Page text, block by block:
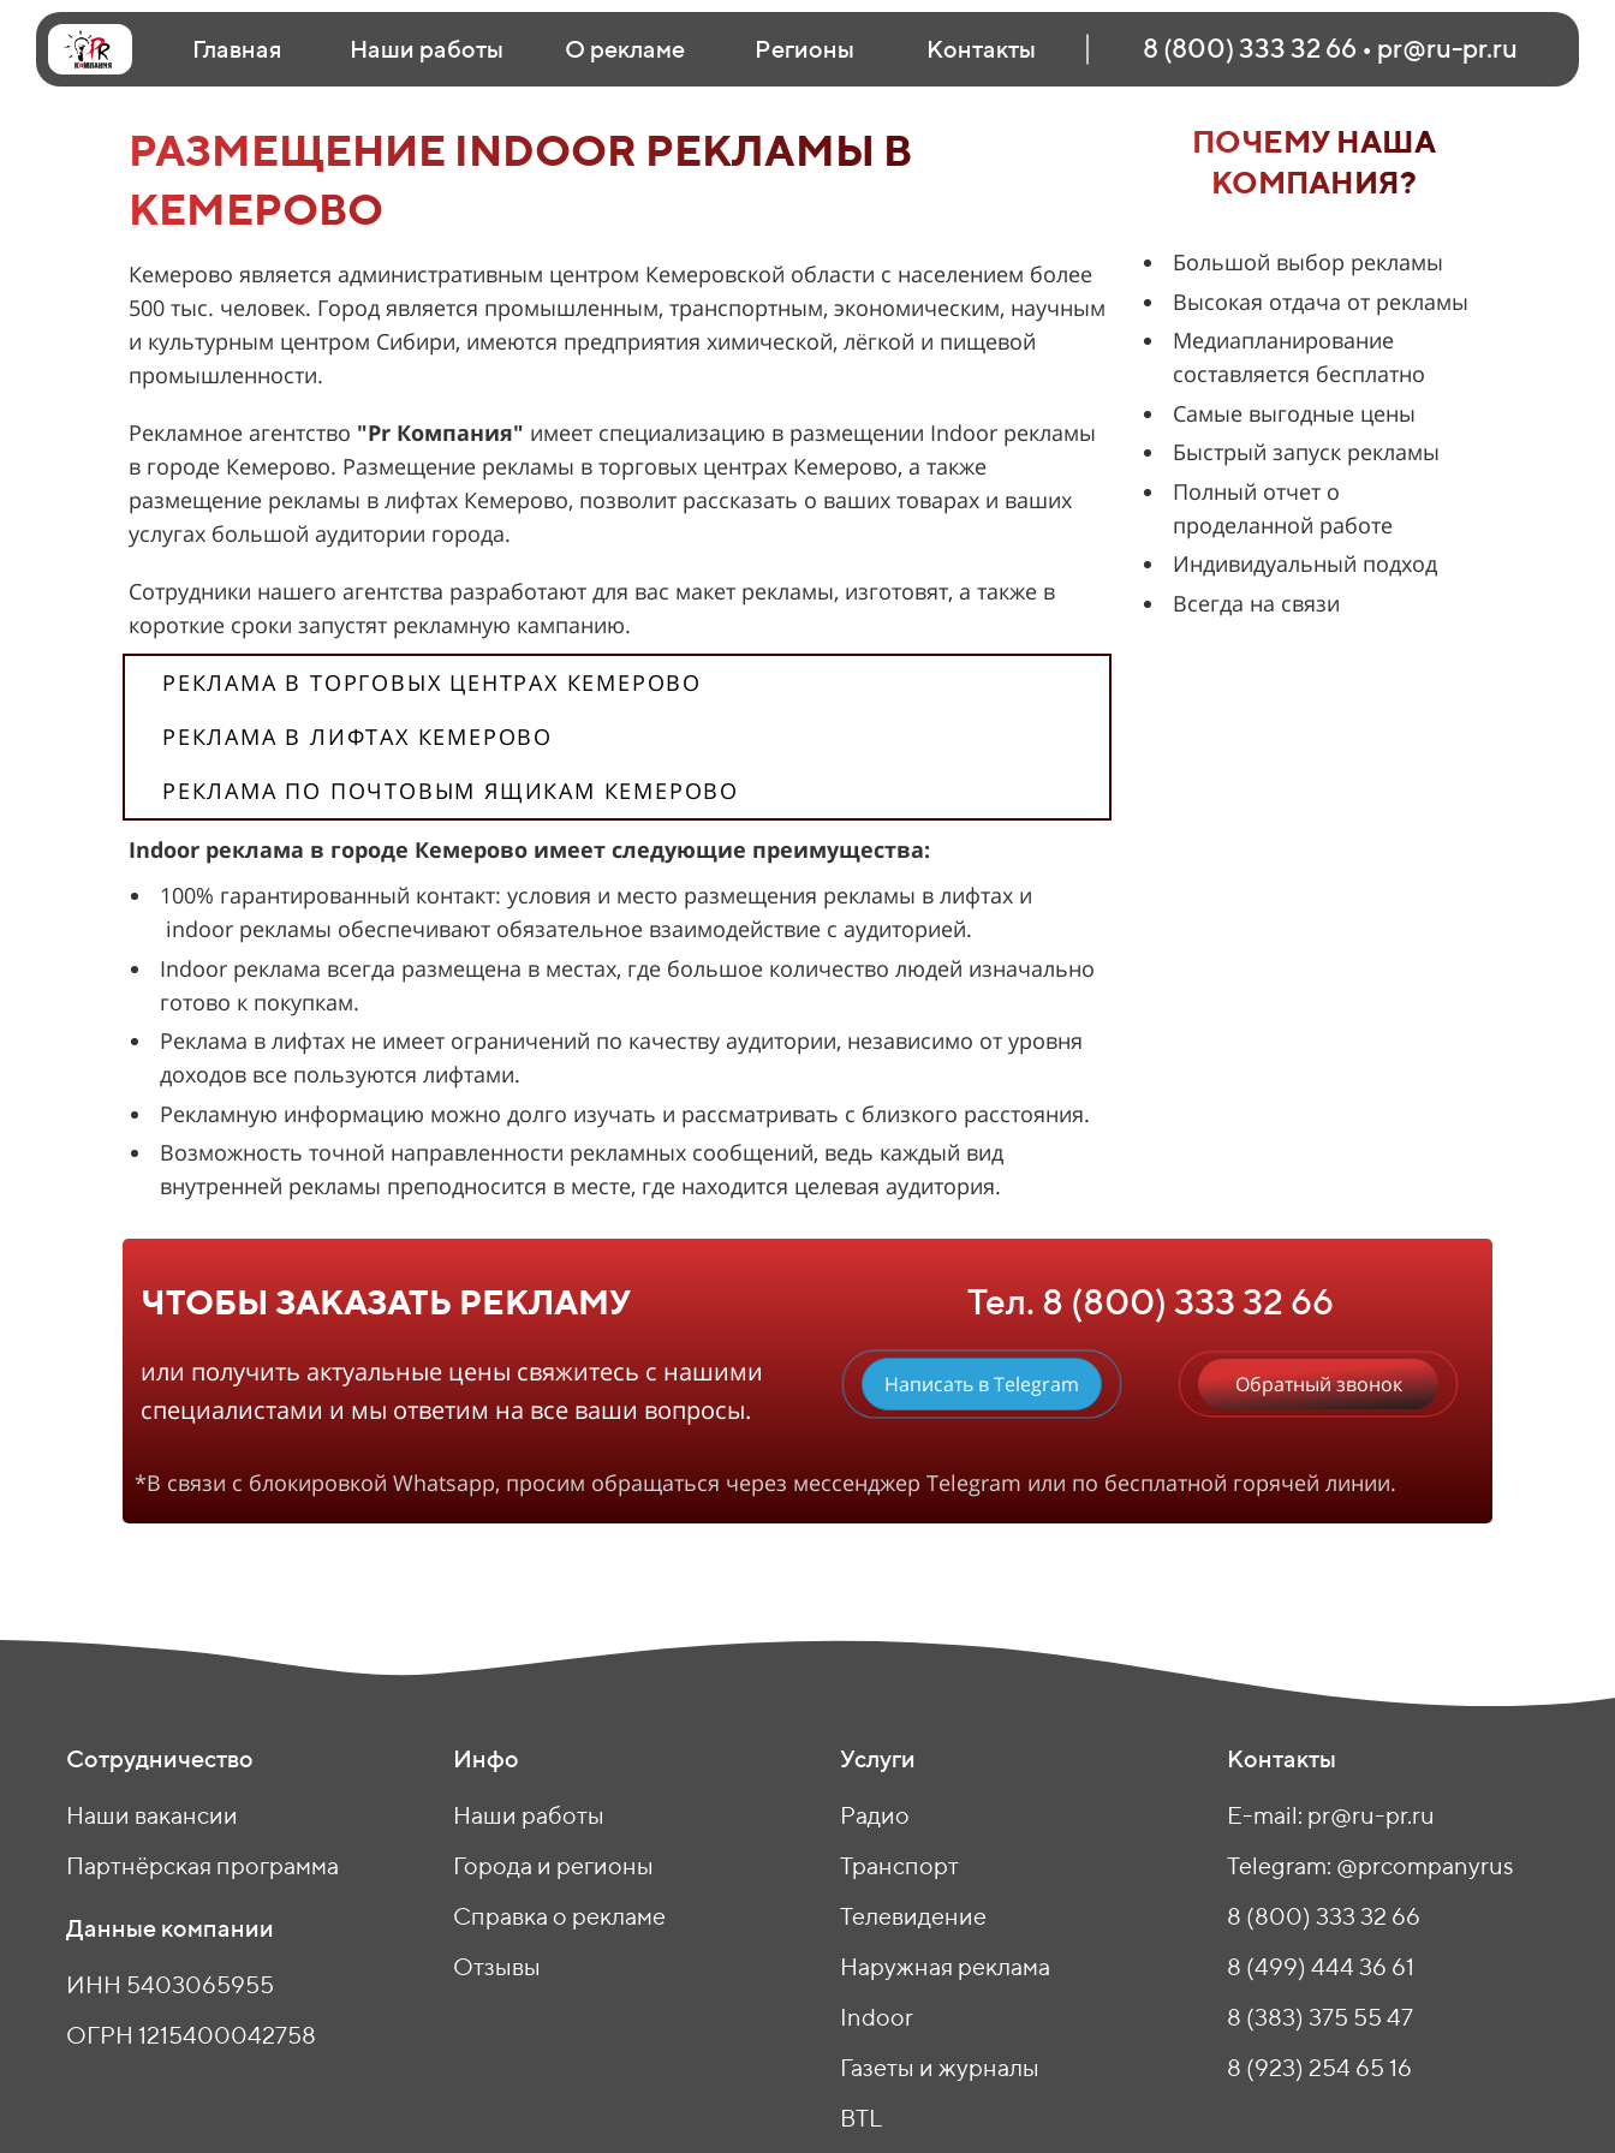
Главная Наши работы О рекламе Регионы Контакты 8 (800) 333 32 66 • pr@ru-pr.ru
РАЗМЕЩЕНИЕ INDOOR РЕКЛАМЫ В
КЕМЕРОВО
Кемерово является административным центром Кемеровской области с населением более
500 тыс. человек. Город является промышленным, транспортным, экономическим, научным
и культурным центром Сибири, имеются предприятия химической, лёгкой и пищевой
промышленности.
Рекламное агентство "Pr Компания" имеет специализацию в размещении Indoor рекламы
в городе Кемерово. Размещение рекламы в торговых центрах Кемерово, а также
размещение рекламы в лифтах Кемерово, позволит рассказать о ваших товарах и ваших
услугах большой аудитории города.
Сотрудники нашего агентства разработают для вас макет рекламы, изготовят, а также в
короткие сроки запустят рекламную кампанию.
РЕКЛАМА В ТОРГОВЫХ ЦЕНТРАХ КЕМЕРОВО
РЕКЛАМА В ЛИФТАХ КЕМЕРОВО
РЕКЛАМА ПО ПОЧТОВЫМ ЯЩИКАМ КЕМЕРОВО
Indoor реклама в городе Кемерово имеет следующие преимущества:
100% гарантированный контакт: условия и место размещения рекламы в лифтах и
indoor рекламы обеспечивают обязательное взаимодействие с аудиторией.
Indoor реклама всегда размещена в местах, где большое количество людей изначально
готово к покупкам.
Реклама в лифтах не имеет ограничений по качеству аудитории, независимо от уровня
доходов все пользуются лифтами.
Рекламную информацию можно долго изучать и рассматривать с близкого расстояния.
Возможность точной направленности рекламных сообщений, ведь каждый вид
внутренней рекламы преподносится в месте, где находится целевая аудитория.
ПОЧЕМУ НАША
КОМПАНИЯ?
Большой выбор рекламы
Высокая отдача от рекламы
Медиапланирование
составляется бесплатно
Самые выгодные цены
Быстрый запуск рекламы
Полный отчет о
проделанной работе
Индивидуальный подход
Всегда на связи
ЧТОБЫ ЗАКАЗАТЬ РЕКЛАМУ
или получить актуальные цены свяжитесь с нашими
специалистами и мы ответим на все ваши вопросы.
Тел. 8 (800) 333 32 66
Написать в Telegram Обратный звонок
*В связи с блокировкой Whatsapp, просим обращаться через мессенджер Telegram или по бесплатной горячей линии.
Сотрудничество
Наши вакансии
Партнёрская программа
Данные компании
ИНН 5403065955
ОГРН 1215400042758
Инфо
Наши работы
Города и регионы
Справка о рекламе
Отзывы
Услуги
Радио
Транспорт
Телевидение
Наружная реклама
Indoor
Газеты и журналы
BTL
Контакты
E-mail: pr@ru-pr.ru
Telegram: @prcompanyrus
8 (800) 333 32 66
8 (499) 444 36 61
8 (383) 375 55 47
8 (923) 254 65 16